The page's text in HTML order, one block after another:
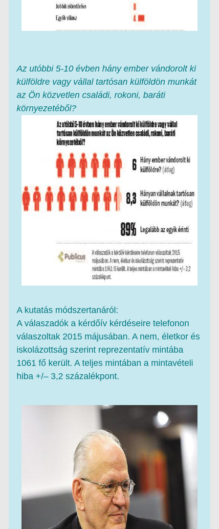
Az utóbbi 5-10 évben hány ember vándorolt ki
külföldre vagy vállal tartósan külföldön munkát
az Ön közvetlen családi, rokoni, baráti
környezetéből?
A kutatás módszertanáról:
A válaszadók a kérdőív kérdéseire telefonon
válaszoltak 2015 májusában. A nem, életkor és
iskolázottság szerint reprezentatív mintába
1061 fő került. A teljes mintában a mintavételi
hiba +/– 3,2 százalékpont.